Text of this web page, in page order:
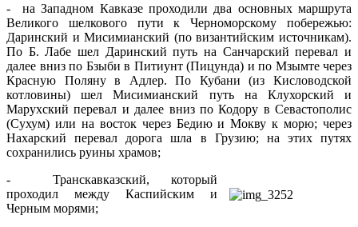
- на Западном Кавказе проходили два основных маршрута
Великого шелкового пути к Черноморскому побережью:
Даринский и Мисимианский (по византийским источникам).
По Б. Лабе шел Даринский путь на Санчарский перевал и
далее вниз по Бзыби в Питиунт (Пицунда) и по Мзымте через
Красную Поляну в Адлер. По Кубани (из Кисловодской
котловины) шел Мисимианский путь на Клухорский и
Марухский перевал и далее вниз по Кодору в Севастополис
(Сухум) или на восток через Бедию и Мокву к морю; через
Нахарский перевал дорога шла в Грузию; на этих путях
сохранились руины храмов;
- Транскавказский, который
проходил между Каспийским и
Черным морями;